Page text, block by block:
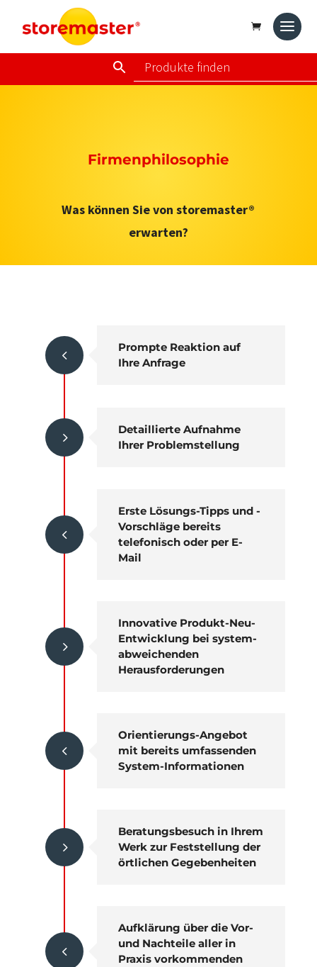
Firmenphilosophie
Was können Sie von storemaster®
erwarten?
4
Prompte Reaktion auf
Ihre Anfrage
5
Detaillierte Aufnahme
Ihrer Problemstellung
4
Erste Lösungs-Tipps und -
Vorschläge bereits
telefonisch oder per E-
Mail
5
Innovative Produkt-Neu-
Entwicklung bei system-
abweichenden
Herausforderungen
4
Orientierungs-Angebot
mit bereits umfassenden
System-Informationen
5
Beratungsbesuch in Ihrem
Werk zur Feststellung der
örtlichen Gegebenheiten
4
Aufklärung über die Vor-
und Nachteile aller in
Praxis vorkommenden